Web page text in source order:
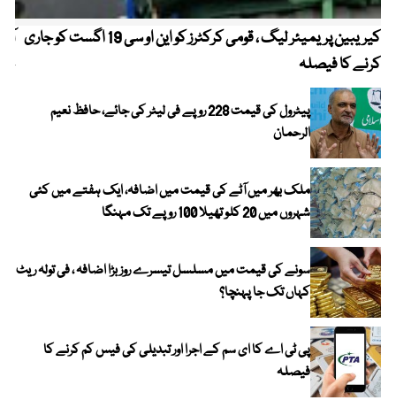
کیریبین پریمیئر لیگ ، قومی کرکٹرز کو این او سی 19 اگست کو جاری
کرنے کا فیصلہ
پیٹرول کی قیمت 228 روپے فی لیٹر کی جائے، حافظ نعیم
الرحمان
ملک بھر میں آٹے کی قیمت میں اضافہ، ایک ہفتے میں کئی
شہروں میں 20 کلو تھیلا 100 روپے تک مہنگا
سونے کی قیمت میں مسلسل تیسرے روز بڑا اضافہ ، فی تولہ ریٹ
کہاں تک جا پہنچا؟
پی ٹی اے کا ای سم کے اجرا اور تبدیلی کی فیس کم کرنے کا
فیصلہ